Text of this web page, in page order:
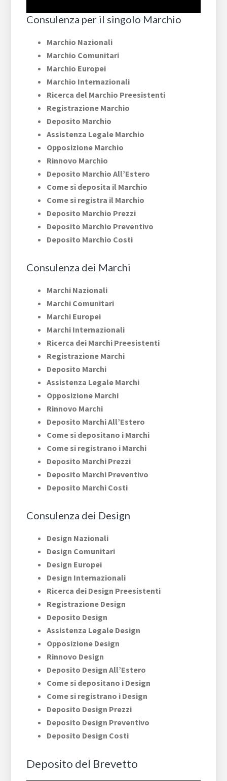
Consulenza per il singolo Marchio
Marchio Nazionali
Marchio Comunitari
Marchio Europei
Marchio Internazionali
Ricerca del Marchio Preesistenti
Registrazione Marchio
Deposito Marchio
Assistenza Legale Marchio
Opposizione Marchio
Rinnovo Marchio
Deposito Marchio All’Estero
Come si deposita il Marchio
Come si registra il Marchio
Deposito Marchio Prezzi
Deposito Marchio Preventivo
Deposito Marchio Costi
Consulenza dei Marchi
Marchi Nazionali
Marchi Comunitari
Marchi Europei
Marchi Internazionali
Ricerca dei Marchi Preesistenti
Registrazione Marchi
Deposito Marchi
Assistenza Legale Marchi
Opposizione Marchi
Rinnovo Marchi
Deposito Marchi All’Estero
Come si depositano i Marchi
Come si registrano i Marchi
Deposito Marchi Prezzi
Deposito Marchi Preventivo
Deposito Marchi Costi
Consulenza dei Design
Design Nazionali
Design Comunitari
Design Europei
Design Internazionali
Ricerca dei Design Preesistenti
Registrazione Design
Deposito Design
Assistenza Legale Design
Opposizione Design
Rinnovo Design
Deposito Design All’Estero
Come si depositano i Design
Come si registrano i Design
Deposito Design Prezzi
Deposito Design Preventivo
Deposito Design Costi
Deposito del Brevetto